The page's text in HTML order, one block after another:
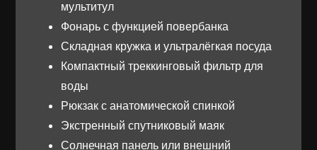
мультитул
Фонарь с функцией повербанка
Складная кружка и ультралёгкая посуда
Компактный треккинговый фильтр для
воды
Рюкзак с анатомической спинкой
Экстренный спутниковый маяк
Солнечная панель или внешний